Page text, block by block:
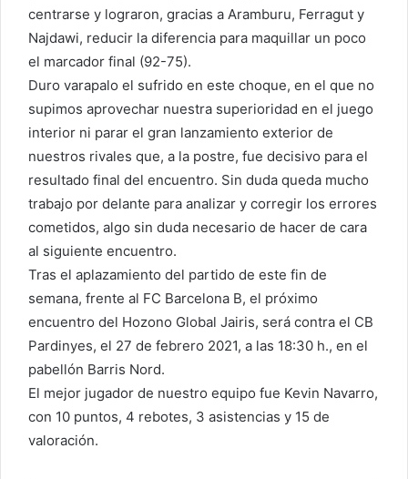
centrarse y lograron, gracias a Aramburu, Ferragut y
Najdawi, reducir la diferencia para maquillar un poco
el marcador final (92-75).
Duro varapalo el sufrido en este choque, en el que no
supimos aprovechar nuestra superioridad en el juego
interior ni parar el gran lanzamiento exterior de
nuestros rivales que, a la postre, fue decisivo para el
resultado final del encuentro. Sin duda queda mucho
trabajo por delante para analizar y corregir los errores
cometidos, algo sin duda necesario de hacer de cara
al siguiente encuentro.
Tras el aplazamiento del partido de este fin de
semana, frente al FC Barcelona B, el próximo
encuentro del Hozono Global Jairis, será contra el CB
Pardinyes, el 27 de febrero 2021, a las 18:30 h., en el
pabellón Barris Nord.
El mejor jugador de nuestro equipo fue Kevin Navarro,
con 10 puntos, 4 rebotes, 3 asistencias y 15 de
valoración.